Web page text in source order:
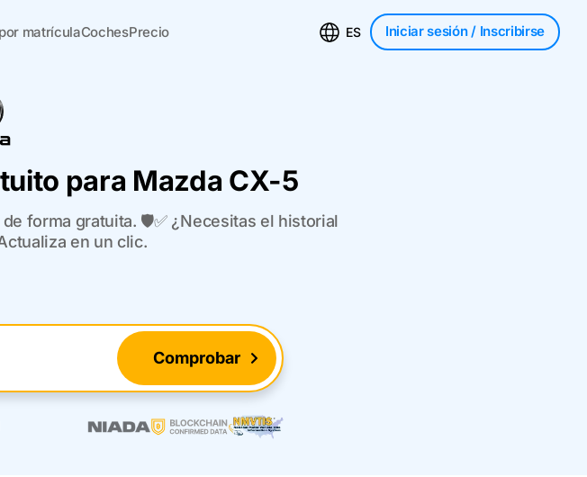
matrículaCochesPrecio ES Iniciar sesión/ Inscribirse
para Mazda CX-5
forma gratuita. 🛡️✅ ¿Necesitas el historial
en un clic.
Comprobar